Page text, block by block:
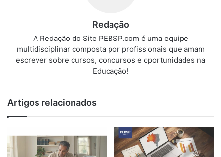
Redação
A Redação do Site PEBSP.com é uma equipe
multidisciplinar composta por profissionais que amam
escrever sobre cursos, concursos e oportunidades na
Educação!
Artigos relacionados